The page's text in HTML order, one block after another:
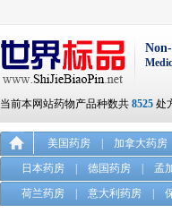
当前本网站药物产品种数共 8525 处
美国药房 加拿大药房
日本药房
德国药房 孟
荷兰药房
意大利药房